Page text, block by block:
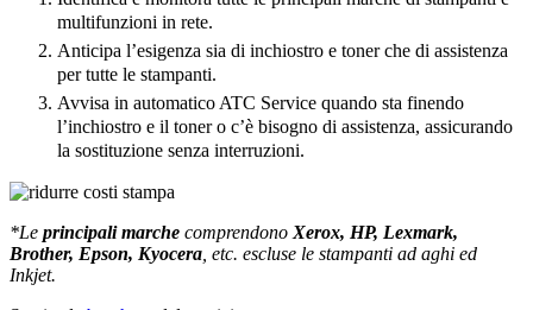
multifunzioni in rete.
Anticipa l’esigenza sia di inchiostro e toner che di assistenza
per tutte le stampanti.
Avvisa in automatico ATC Service quando sta finendo
l’inchiostro e il toner o c’è bisogno di assistenza, assicurando
la sostituzione senza interruzioni.
*Le principali marche comprendono Xerox, HP, Lexmark,
Brother, Epson, Kyocera , etc. escluse le stampanti ad aghi ed
Inkjet.